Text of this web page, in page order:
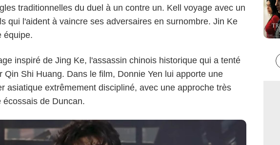
traditionnelles du duel à un contre un. Kell voyage avec un
qui l'aident à vaincre ses adversaires en surnombre. Jin Ke
équipe.
inspiré de Jing Ke, l'assassin chinois historique qui a tenté
Qin Shi Huang. Dans le film, Donnie Yen lui apporte une
asiatique extrêmement discipliné, avec une approche très
de Duncan.